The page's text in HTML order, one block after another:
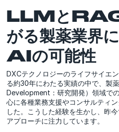
LLMとRAG
がる製薬業界
AIの可能性
DXCテクノロジーのライフサイエ
る約30年にわたる実績の中で、製
Development：研究開発）領域で
心に各種業務支援やコンサルティ
した。こうした経験を生かし、昨
アプローチに注力しています。